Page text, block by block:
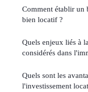
Comment établir un
bien locatif ?
Quels enjeux liés à
considérés dans
Quels sont les
l'investissement